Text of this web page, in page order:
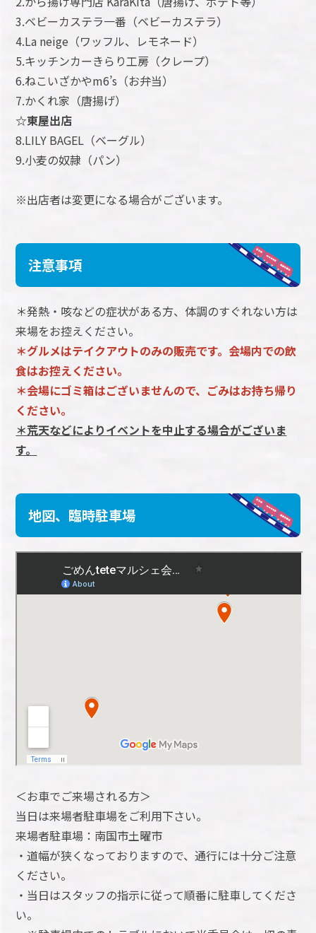
3.ベビーカステラ一番（ベビーカステラ）
4.La neige（ワッフル、レモネード）
5.キッチンカーきらり工房（クレープ）
6.ねこいざかやm6’s（お弁当）
7.かくれ家（唐揚げ）
☆東屋出店
8.LILY BAGEL（ベーグル）
9.小麦の奴隷（パン）
※出店者は変更になる場合がございます。
注意事項
＊発熱・咳などの症状がある方、体調のすぐれない方は
来場をお控えください。
＊グルメはテイクアウトのみの販売です。会場内での飲
食はお控えください。
＊会場にゴミ箱はございませんので、ごみはお持ち帰り
ください。
＊荒天などによりイベントを中止する場合がございま
す。
地図、臨時駐車場
＜お車でご来場される方＞
当日は来場者駐車場をご利用下さい。
来場者駐車場：南国市土曜市
・道幅が狭くなっておりますので、通行には十分ご注意
ください。
・当日はスタッフの指示に従って順番に駐車してくださ
い。